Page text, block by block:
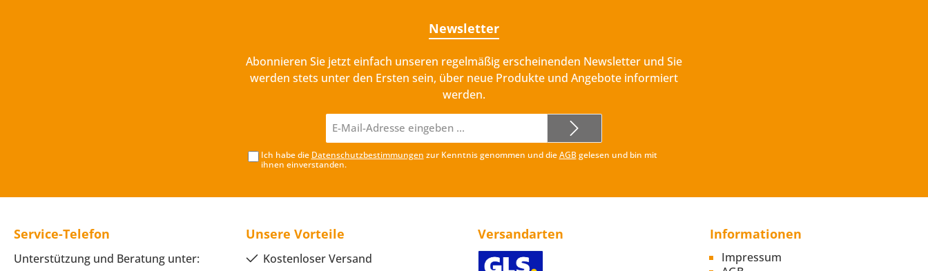
Newsletter
Abonnieren Sie jetzt einfach unseren regelmäßig erscheinenden Newsletter und Sie
werden stets unter den Ersten sein, über neue Produkte und Angebote informiert
werden.
Mail-
Adresse*
Ich habe die Datenschutzbestimmungen zur Kenntnis genommen und dieAGBgelesen und bin mit
ihnen einverstanden.
Service-Telefon
Unterstützung und Beratung unter:
Unsere Vorteile
Kostenloser Versand
Versandarten Informationen
Impressum